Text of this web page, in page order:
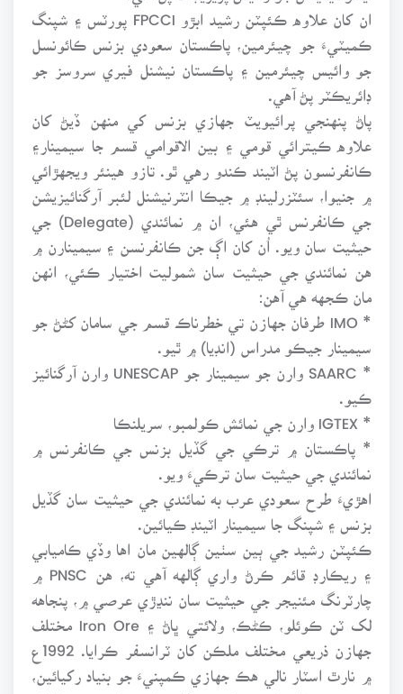
ان کان علاوه ڪئپٽن رشيد ابڙو FPCCI پورٽس ۽ شپنگ
ڪميٽيءَ جو چيئرمين، پاڪستان سعودي بزنس ڪائونسل
جو وائيس چيئرمين ۽ پاڪستان نيشنل فيري سروسز جو
ڊائريڪٽر پڻ آهي.
پاڻ پنهنجي پرائيويٽ جهازي بزنس کي منهن ڏيڻ کان
علاوه ڪيترائي قومي ۽ بين الاقوامي قسم جا سيمينار۽
ڪانفرنسون پڻ اٽيند ڪندو رهي ٿو. تازو هينئر ويجهڙائي
۾ جنيوا، سئٽزرلينڊ ۾ جيڪا انٽرنيشنل لئبر آرگنائيزيشن
جي ڪانفرنس ٿي هئي، ان ۾ نمائندي (Delegate) جي
حيثيت سان ويو. اُن کان اڳ جن ڪانفرنسن ۽ سيمينارن ۾
هن نمائندي جي حيثيت سان شموليت اختيار ڪئي، انهن
مان ڪجهه هي آهن:
* IMO طرفان جهازن تي خطرناڪ قسم جي سامان کڻڻ جو
سيمينار جيڪو مدراس (انڊيا) ۾ ٿيو.
* SAARC وارن جو سيمينار جو UNESCAP وارن آرگنائيز
* IGTEX وارن جي نمائش ڪولمبو، سريلنڪا
* پاڪستان ۾ ترڪي جي گڏيل بزنس جي ڪانفرنس ۾
نمائندي جي حيثيت سان ترڪيءَ ويو.
اهڙيءَ طرح سعودي عرب به نمائندي جي حيثيت سان گڏيل
بزنس ۽ شپنگ جا سيمينار اٽينڊ ڪيائين.
ڪئپٽن رشيد جي ٻين سٺين ڳالهين مان اها وڏي ڪاميابي
چارٽرنگ مئنيجر جي حيثيت سان ننڍڙي عرصي ۾، پنجاهه
لک ٽن ڪوئلو، ڪڻڪ، ولائتي ڀاڻ ۽ Iron Ore مختلف
۾ نارٿ اسٽار نالي هڪ جهازي ڪمپنيءَ جو بنياد رکيائين،